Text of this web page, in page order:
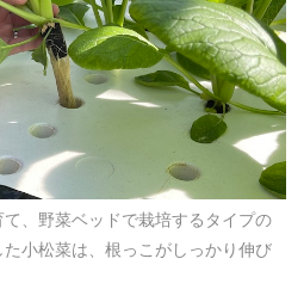
、野菜ベッドで栽培するタイプの
小松菜は、根っこがしっかり伸び